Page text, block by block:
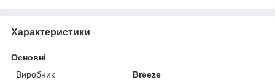
Характеристики
Основні
Виробник
Breeze